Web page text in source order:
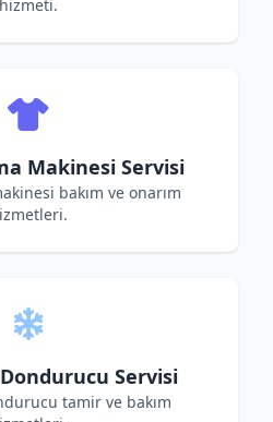
hizmeti.
Makinesi Servisi
bakım ve onarım
Servisi
tamir ve bakım